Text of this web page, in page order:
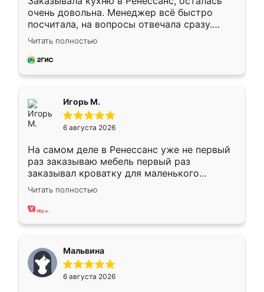
очень довольна. Менеджер всё быстро
посчитала, на вопросы отвечала сразу.
Замерщик приехал в субботу, подошёл к
делу со всей ответственностью. Собрали
за день, ребята работали аккуратно, даже
Читать полностью
Игорь М.
6 августа 2026
На самом деле в Ренессанс уже не первый
раз заказываю мебель первый раз
заказывал кроватку для маленького
ребёнка при его рождении ,во второй раз
заказал шкаф-купе. По качеству очень
хорошее сборка достаточно быстрая,
меньше, здесь же он более разнообразный.
Мне нравится ,если что-то потребуется из
мебели буду заказывать только здесь.
Читать полностью
Мальвина
6 августа 2026